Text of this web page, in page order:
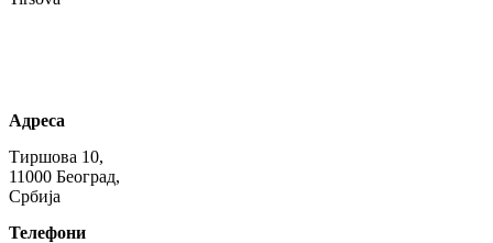
Адреса
Тиршова 10,
11000 Београд,
Србија
Телефони